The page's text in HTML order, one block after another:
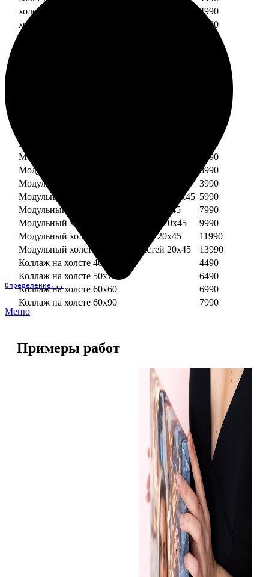
Определение...
Меню
холст в раме 30х30
4990
холст в раме 30х40
5490
Модульный холст из трех частей 30х40
7490
Модульный холст из двух частей 40х40
5990
Модульный холст из трех частей 40х40
8990
Модульный холст из трех частей 20х45
3990
Модульный холст из четырех частей 20х45 5990
Модульный холст из пяти частей 20х45
7990
Модульный холст из шести частей 20х45
9990
Модульный холст из семи частей 20х45
11990
Модульный холст из восьми частей 20х45
13990
Коллаж на холсте 40х40
4490
Коллаж на холсте 50х70
6490
Коллаж на холсте 60х60
6990
Коллаж на холсте 60х90
7990
Примеры работ